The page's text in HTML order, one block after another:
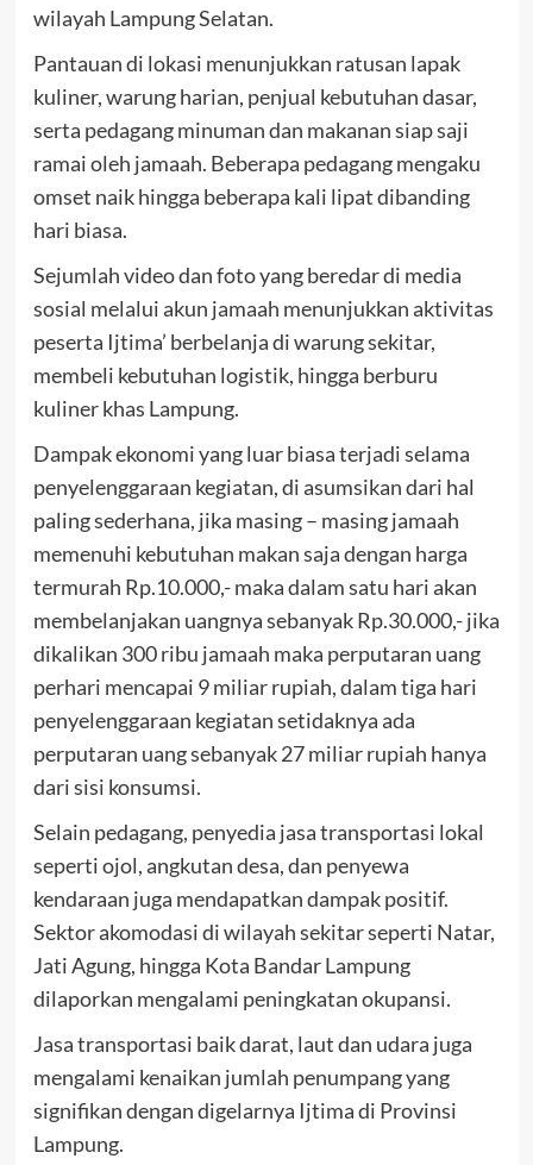
wilayah Lampung Selatan.
Pantauan di lokasi menunjukkan ratusan lapak
kuliner, warung harian, penjual kebutuhan dasar,
serta pedagang minuman dan makanan siap saji
ramai oleh jamaah. Beberapa pedagang mengaku
omset naik hingga beberapa kali lipat dibanding
hari biasa.
Sejumlah video dan foto yang beredar di media
sosial melalui akun jamaah menunjukkan aktivitas
peserta Ijtima’ berbelanja di warung sekitar,
membeli kebutuhan logistik, hingga berburu
kuliner khas Lampung.
Dampak ekonomi yang luar biasa terjadi selama
penyelenggaraan kegiatan, di asumsikan dari hal
paling sederhana, jika masing – masing jamaah
memenuhi kebutuhan makan saja dengan harga
termurah Rp.10.000,- maka dalam satu hari akan
membelanjakan uangnya sebanyak Rp.30.000,- jika
dikalikan 300 ribu jamaah maka perputaran uang
perhari mencapai 9 miliar rupiah, dalam tiga hari
penyelenggaraan kegiatan setidaknya ada
perputaran uang sebanyak 27 miliar rupiah hanya
dari sisi konsumsi.
Selain pedagang, penyedia jasa transportasi lokal
seperti ojol, angkutan desa, dan penyewa
kendaraan juga mendapatkan dampak positif.
Sektor akomodasi di wilayah sekitar seperti Natar,
Jati Agung, hingga Kota Bandar Lampung
dilaporkan mengalami peningkatan okupansi.
Jasa transportasi baik darat, laut dan udara juga
mengalami kenaikan jumlah penumpang yang
signifikan dengan digelarnya Ijtima di Provinsi
Lampung.